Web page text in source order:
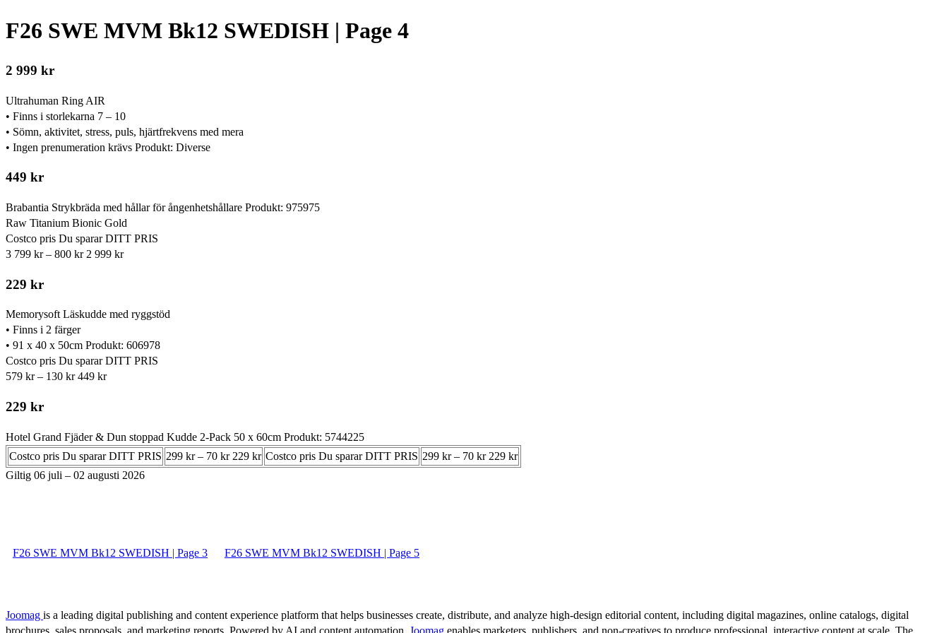
F26 SWE MVM Bk12 SWEDISH | Page 4
2 999 kr
Ultrahuman Ring AIR
• Finns i storlekarna 7 – 10
• Sömn, aktivitet, stress, puls, hjärtfrekvens med mera
• Ingen prenumeration krävs Produkt: Diverse
449 kr
Brabantia Strykbräda med hållar för ångenhetshållare Produkt: 975975
Raw Titanium Bionic Gold
Costco pris Du sparar DITT PRIS
3 799 kr – 800 kr 2 999 kr
229 kr
Memorysoft Läskudde med ryggstöd
• Finns i 2 färger
• 91 x 40 x 50cm Produkt: 606978
Costco pris Du sparar DITT PRIS
579 kr – 130 kr 449 kr
229 kr
Hotel Grand Fjäder & Dun stoppad Kudde 2-Pack 50 x 60cm Produkt: 5744225
Costco pris Du sparar DITT PRIS 299 kr – 70 kr 229 kr Costco pris Du sparar DITT PRIS 299 kr – 70 kr 229 kr
Giltig 06 juli – 02 augusti 2026
F26 SWE MVM Bk12 SWEDISH | Page 3 F26 SWE MVM Bk12 SWEDISH | Page 5
Joomag is a leading digital publishing and content experience platform that helps businesses create, distribute, and analyze high-design editorial content, including digital magazines, online catalogs, digital
brochures, sales proposals, and marketing reports. Powered by AI and content automation,
Joomag enables marketers, publishers, and non-creatives to produce professional, interactive content at scale. The